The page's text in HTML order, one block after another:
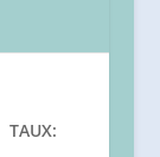
TAUX: